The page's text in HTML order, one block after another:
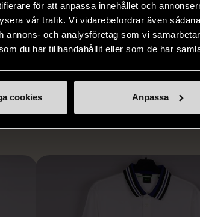
för att anpassa innehållet och
vår trafik. Vi vidarebefordrar även
annons- och analysföretag som vi
du har tillhandahållit eller som de har
cookies Anpassa
hemlöshet
i svåra
och i våra butiker
sätt.
minskar du din
avsevärt. Istället för att
nyproducerade varor